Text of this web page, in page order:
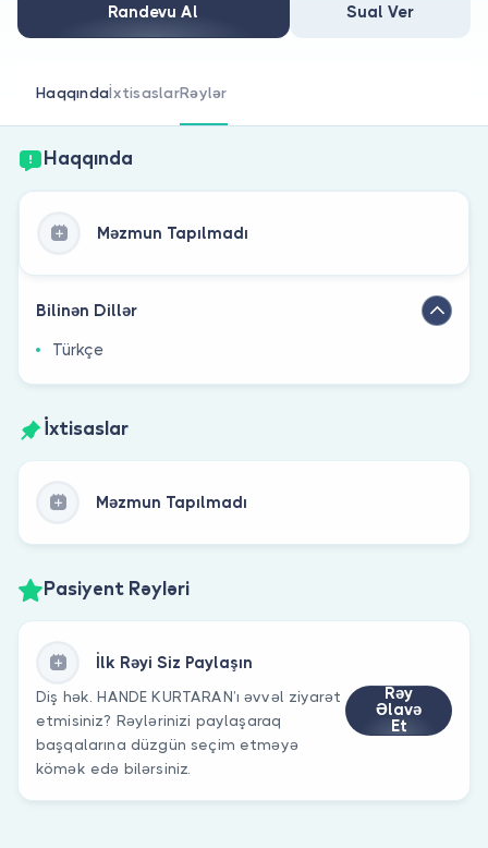
Randevu Al Sual Ver
HaqqındaİxtisaslarRəylər
Haqqında
Məzmun Tapılmadı
Bilinən Dillər
Türkçe
İxtisaslar
Məzmun Tapılmadı
Pasiyent Rəyləri
İlk Rəyi Siz Paylaşın
Diş hək. HANDE KURTARAN’ı əvvəl ziyarət
etmisiniz? Rəylərinizi paylaşaraq
başqalarına düzgün seçim etməyə
kömək edə bilərsiniz.
Rəy
Əlavə
Et